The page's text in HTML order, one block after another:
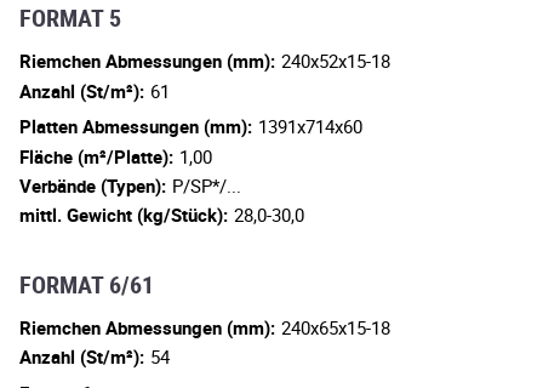
FORMAT 5
Riemchen Abmessungen (mm): 240x52x15-18
Anzahl (St/m²): 61
Platten Abmessungen (mm): 1391x714x60
Fläche (m²/Platte): 1,00
Verbände (Typen): P/SP*/...
mittl. Gewicht (kg/Stück): 28,0-30,0
FORMAT 6/61
Riemchen Abmessungen (mm): 240x65x15-18
Anzahl (St/m²): 54